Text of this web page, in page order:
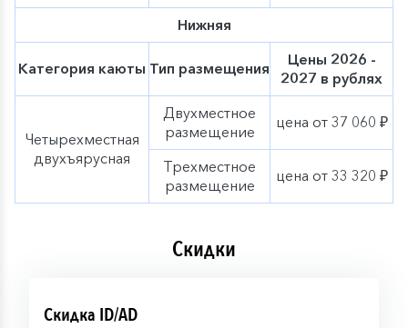
Нижняя
Категория каюты Тип размещения
Цены 2026 -
2027 в рублях
Четырехместная
двухъярусная
Двухместное
размещение
цена от 37 060 ₽
Трехместное
размещение
цена от 33 320 ₽
Скидки
Скидка ID/AD